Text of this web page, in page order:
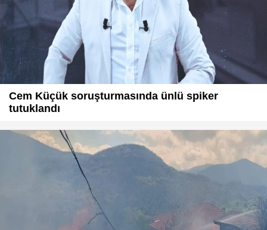
Cem Küçük soruşturmasında ünlü spiker
tutuklandı